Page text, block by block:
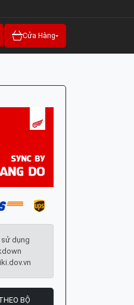
Cửa Hàng
sử dụng
BỘ